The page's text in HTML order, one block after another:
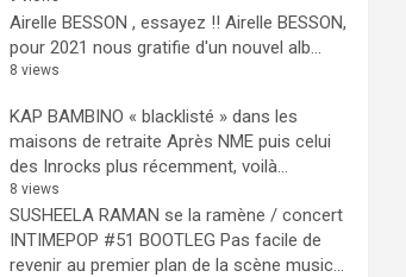
Airelle BESSON , essayez !! Airelle BESSON,
pour 2021 nous gratifie d'un nouvel alb...
8 views
KAP BAMBINO « blacklisté » dans les
maisons de retraite Après NME puis celui
des Inrocks plus récemment, voilà...
8 views
SUSHEELA RAMAN se la ramène / concert
INTIMEPOP #51 BOOTLEG Pas facile de
revenir au premier plan de la scène music...